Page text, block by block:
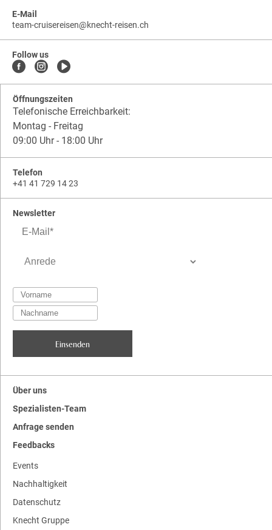
E-Mail
team-cruisereisen@knecht-reisen.ch
Follow us
Öffnungszeiten
Telefonische Erreichbarkeit:
Montag - Freitag
09:00 Uhr - 18:00 Uhr
Telefon
+41 41 729 14 23
Newsletter
Über uns
Spezialisten-Team
Anfrage senden
Feedbacks
Events
Nachhaltigkeit
Datenschutz
Knecht Gruppe